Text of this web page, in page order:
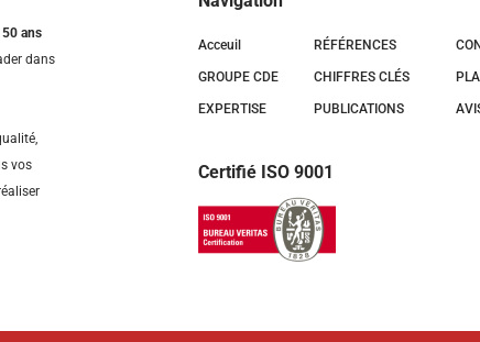
50 ans
dans
vos
Acceuil
GROUPE CDE
EXPERTISE
RÉFÉRENCES
CHIFFRES CLÉS
PUBLICATIONS
Certifié ISO 9001